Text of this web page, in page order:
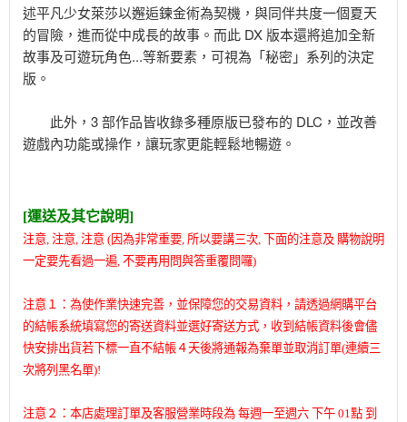
述平凡少女萊莎以邂逅鍊金術為契機，與同伴共度一個夏天
的冒險，進而從中成長的故事。而此 DX 版本還將追加全新
故事及可遊玩角色...等新要素，可視為「秘密」系列的決定
版。
此外，3 部作品皆收錄多種原版已發布的 DLC，並改善
遊戲內功能或操作，讓玩家更能輕鬆地暢遊。
[運送及其它說明]
注意, 注意, 注意 (因為非常重要, 所以要講三次,
下面的注意及 購物說明
一定要先看過一遍, 不要再用問與答重覆問囉)
注意１：為使作業快速完善，並保障您的交易資料，請透過網購平台
的結帳系統填寫您的寄送資料並選好寄送方式，收到結帳資料後會儘
快安排出貨若下標一直不結帳４天後將通報為棄單並取消訂單(連續三
次將列黑名單)!
注意２：本店處理訂單及客服營業時段為 每週一至週六 下午 01點 到